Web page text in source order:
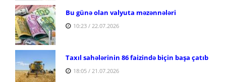
Bu günə olan valyuta məzənnələri
10:23 / 22.07.2026
Taxıl sahələrinin 86 faizində biçin başa çatıb
18:05 / 21.07.2026